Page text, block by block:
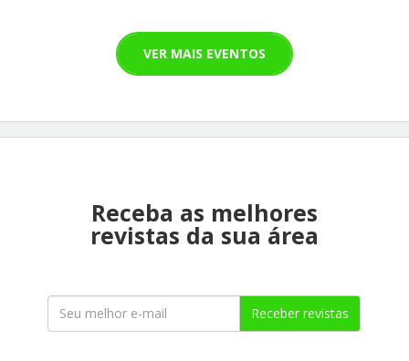
VER MAIS EVENTOS
Receba as melhores
revistas da sua área
Receber revistas